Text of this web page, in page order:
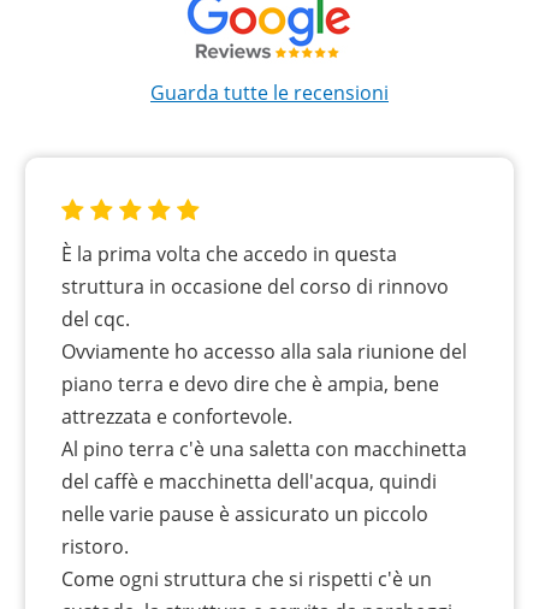
Guarda tutte le recensioni
È la prima volta che accedo in questa
struttura in occasione del corso di rinnovo
del cqc.
Ovviamente ho accesso alla sala riunione del
piano terra e devo dire che è ampia, bene
attrezzata e confortevole.
Al pino terra c'è una saletta con macchinetta
del caffè e macchinetta dell'acqua, quindi
nelle varie pause è assicurato un piccolo
ristoro.
Come ogni struttura che si rispetti c'è un